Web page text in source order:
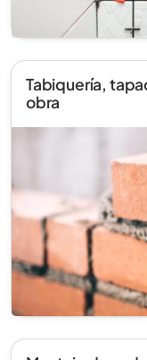
Tabiquería,
obra